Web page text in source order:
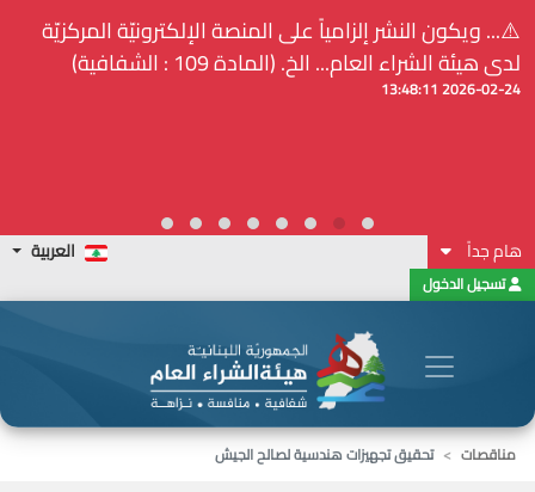
⚠️... ويكون النشر إلزامياً على المنصة الإلكترونيّة المركزيّة
لدى هيئة الشراء العام... الخ. (المادة 109 : الشفافية)
2026-02-24 13:48:11
هام جداً العربية
تسجيل الدخول
مناقصات
تحقيق تجهيزات هندسية لصالح الجيش